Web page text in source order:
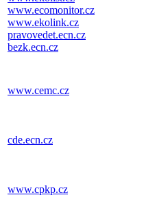
www.ecomonitor.cz
www.ekolink.cz
pravovedet.ecn.cz
bezk.ecn.cz
www.cemc.cz
cde.ecn.cz
www.cpkp.cz